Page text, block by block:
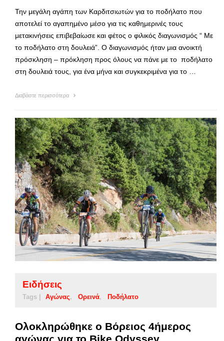
Την μεγάλη αγάπη των Καρδιτσιωτών για το ποδήλατο που
αποτελεί το αγαπημένο μέσο για τις καθημερινές τους
μετακινήσεις επιβεβαίωσε και φέτος ο φιλικός διαγωνισμός “ Με
το ποδήλατο στη δουλειά”. Ο διαγωνισμός ήταν μια ανοικτή
πρόσκληση – πρόκληση προς όλους να πάνε με το ποδήλατο
στη δουλειά τους, για ένα μήνα και συγκεκριμένα για το …
Διαβάστε περισσότερα
Ειδήσεις
Tags | Αγώνας Ορεινά Ποδήλατο
Ολοκληρώθηκε ο Βόρειος 4ήμερος